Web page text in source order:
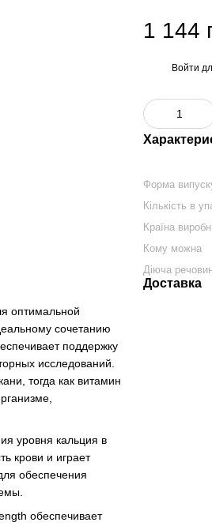
оптимальной
сочетанию
поддержку
исследований.
тогда как витамин
уровня кальция в
крови и играет
обеспечения
обеспечивает
1 144
Войти
Форма
Кількість в
Країна
Кому можна
Діюча
Доставка